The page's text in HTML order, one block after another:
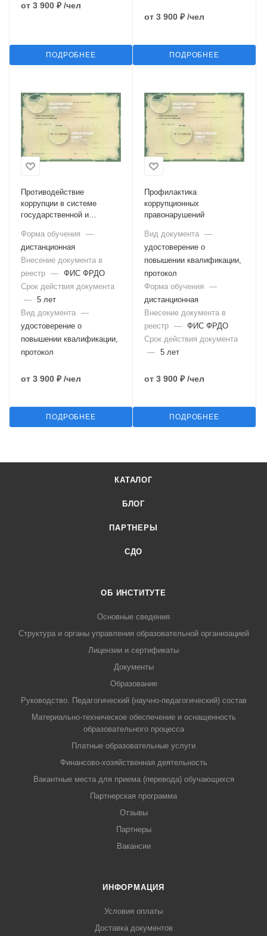
от 3 900 ₽ /чел
ПОДРОБНЕЕ
от 3 900 ₽ /чел
ПОДРОБНЕЕ
Противодействие
коррупции в системе
государственной и
Форма обучения
—
дистанционная
Внесение документа в
реестр — ФИС ФРДО
Срок действия документа
— 5 лет
Вид документа —
удостоверение о
повышении квалификации,
протокол
от 3 900 ₽ /чел
ПОДРОБНЕЕ
Профилактика
коррупционных
правонарушений
Вид документа —
удостоверение о
повышении квалификации,
протокол
Форма обучения
—
дистанционная
Внесение документа в
реестр — ФИС ФРДО
Срок действия документа
— 5 лет
от 3 900 ₽ /чел
ПОДРОБНЕЕ
КАТАЛОГ
БЛОГ
ПАРТНЕРЫ
СДО
ОБ ИНСТИТУТЕ
Основные сведения
Структура и органы управления образовательной организацией
Лицензии и сертификаты
Документы
Образование
Руководство. Педагогический (научно-педагогический) состав
Материально-техническое обеспечение и оснащенность
образовательного процесса
Платные образовательные услуги
Финансово-хозяйственная деятельность
Вакантные места для приема (перевода) обучающихся
Партнерская программа
Отзывы
Партнеры
Вакансии
ИНФОРМАЦИЯ
Условия оплаты
Доставка документов